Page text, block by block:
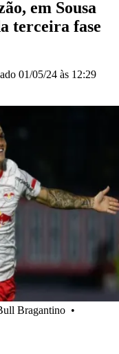
em Sousa
terceira fase
01/05/24 às 12:29
Bragantino •